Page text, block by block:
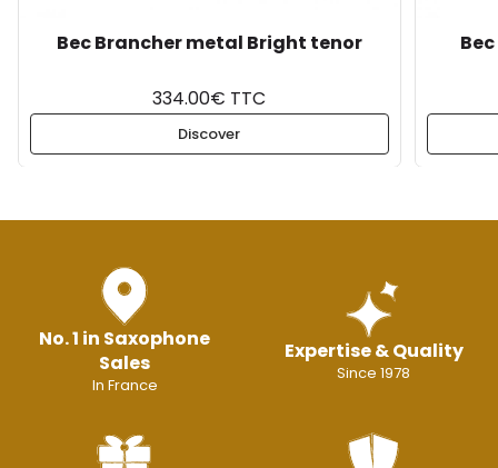
Bec Brancher metal Bright tenor
334.00€ TTC
Discover
No. 1 in Saxophone
Sales
In France
Expertise & Quality
Since 1978